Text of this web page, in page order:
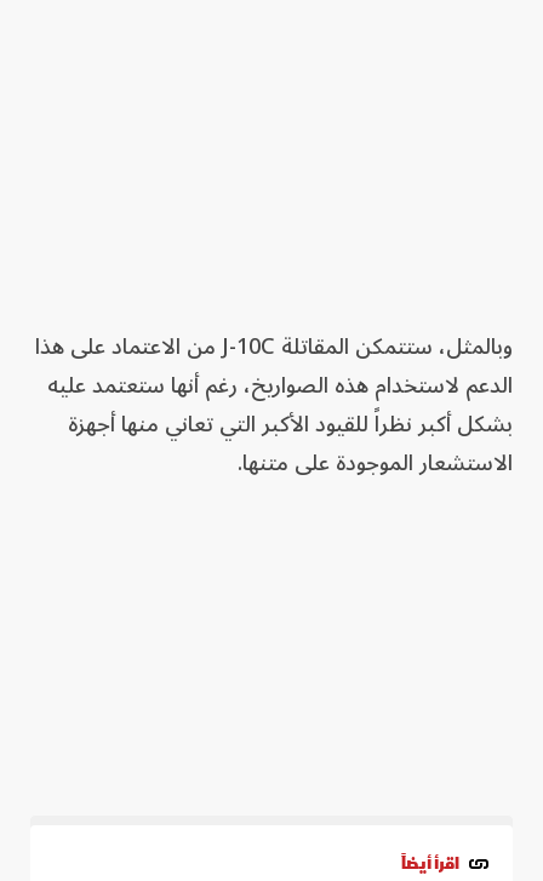
وبالمثل، ستتمكن المقاتلة J-10C من الاعتماد على هذا
الدعم لاستخدام هذه الصواريخ، رغم أنها ستعتمد عليه
بشكل أكبر نظراً للقيود الأكبر التي تعاني منها أجهزة
الاستشعار الموجودة على متنها.
اقرأ أيضاً